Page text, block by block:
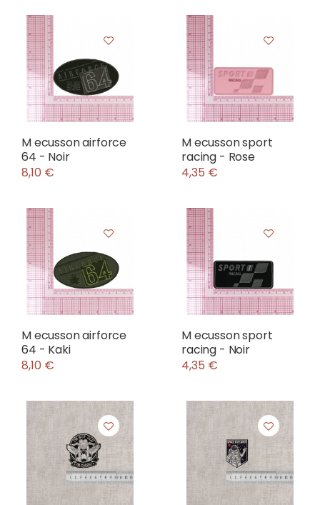
M ecusson airforce
64 - Noir
8,10 €
M ecusson sport
racing - Rose
4,35 €
M ecusson airforce
64 - Kaki
8,10 €
M ecusson sport
racing - Noir
4,35 €